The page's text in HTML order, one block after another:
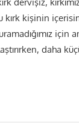
kırk kişinin
için
daha